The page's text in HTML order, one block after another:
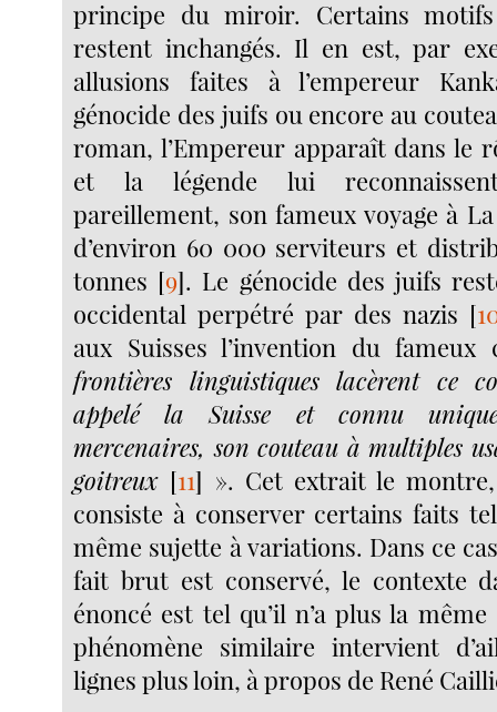
principe du miroir. Certains
restent inchangés. Il en est, par
allusions faites à l’empereur
génocide des juifs ou encore au
roman, l’Empereur apparaît dans le
et la légende lui
pareillement, son fameux voyage à
d’environ 60 000 serviteurs et
tonnes [9]. Le génocide des juifs
occidental perpétré par des nazis [
aux Suisses l’invention du
frontières linguistiques lacèrent ce
appelé la Suisse et connu
mercenaires, son couteau à multiples
goitreux [11] ». Cet extrait le
consiste à conserver certains faits
même sujette à variations. Dans ce
fait brut est conservé, le contexte
énoncé est tel qu’il n’a plus la
phénomène similaire intervient
lignes plus loin, à propos de René